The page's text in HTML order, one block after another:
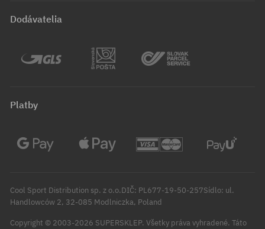
Dodávatelia
Platby
Cool Sport Distribution sp. z o.o.DIČ: PL677-19-50-257Sídlo: ul.
Handlowców 2, 32-085 Modlniczka, Poland
Copyright © 2003-2026 SUPERSKLEP. Všetky práva vyhradené. Táto